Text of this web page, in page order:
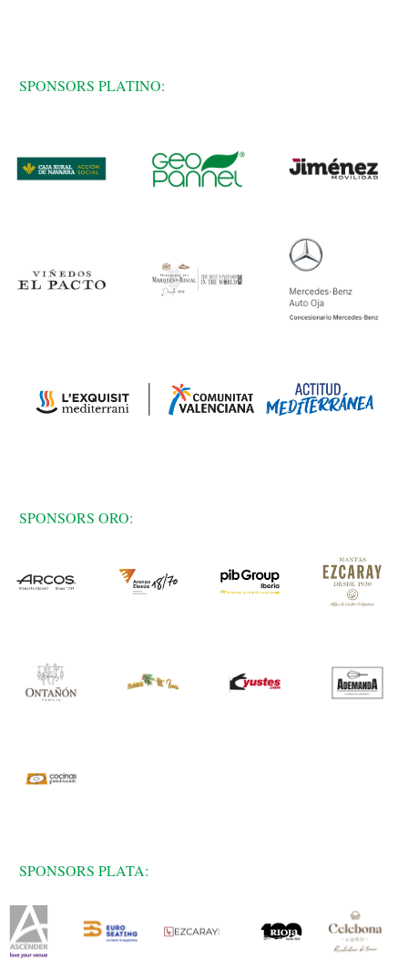
SPONSORS PLATINO:
SPONSORS ORO:
SPONSORS PLATA: